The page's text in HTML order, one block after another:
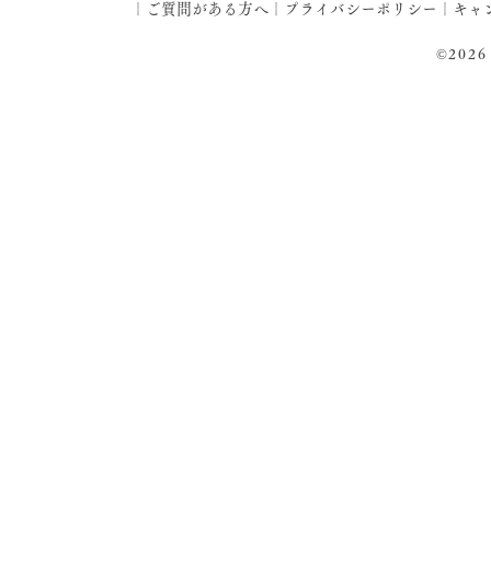
ご質問がある方へ プライバシーポリシー キャ
©️2026